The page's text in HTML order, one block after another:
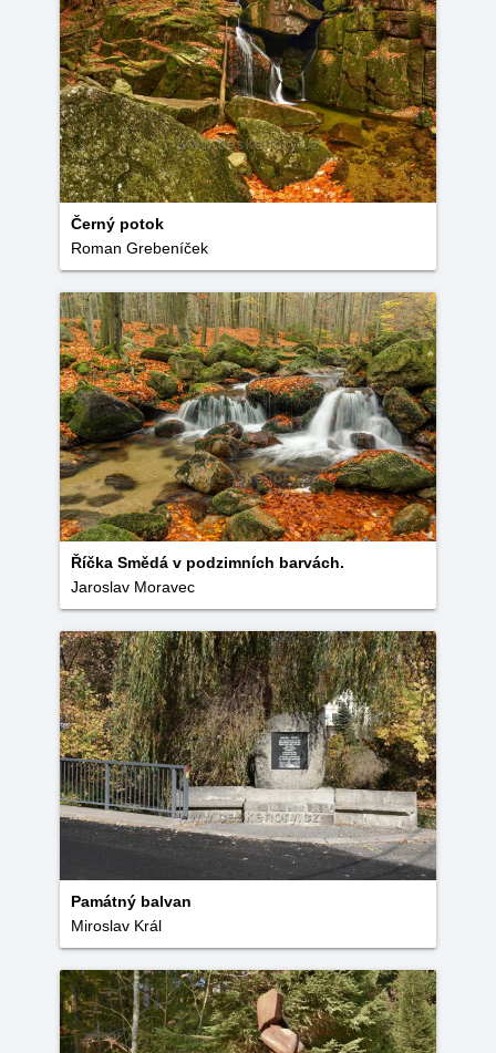
Černý potok
Roman Grebeníček
Říčka Smědá v podzimních barvách.
Jaroslav Moravec
Památný balvan
Miroslav Král